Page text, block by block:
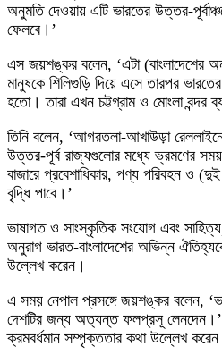
অনুমতি দেওয়ায় এটি ভারতের উত্তর-
ফেলবে।’
এস জয়শঙ্কর বলেন, ‘এটা (বাংলাদেশের
মানুষকে শিলিগুড়ি দিয়ে এসে তারপর ভারতের
হতো। তারা এখন চট্টগ্রাম ও মোংলা বন্দর
তিনি বলেন, ‘আগরতলা-আখাউড়া
উত্তর-পূর্ব রাজ্যগুলোর মধ্যে ভ্রমণের
বাজারে প্রবেশাধিকার, পণ্য পরিবহন ও
বৃদ্ধি পাবে।’
ভাষাগত ও সাংস্কৃতিক সংযোগ এবং
অনুরাগ ভারত-বাংলাদেশের অভিন্ন
উল্লেখ করেন।
এ সময় নেপাল প্রসঙ্গে জয়শঙ্কর বলেন,
দেশটির জন্য অত্যন্ত ফলপ্রসূ লেনদেন।’
ক্রমবর্ধমান সম্পৃক্ততার কথা উল্লেখ করেন